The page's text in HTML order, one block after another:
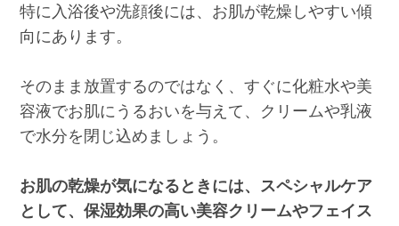
特に入浴後や洗顔後には、お肌が乾燥しやすい傾
向にあります。
そのまま放置するのではなく、すぐに化粧水や美
容液でお肌にうるおいを与えて、クリームや乳液
で水分を閉じ込めましょう。
お肌の乾燥が気になるときには、スペシャルケア
として、保湿効果の高い美容クリームやフェイス